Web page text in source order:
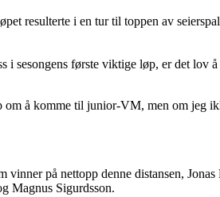
resulterte i en tur til toppen av
i sesongens første viktige løp, er det lov
om å komme til junior-VM, men om jeg
vinner på nettopp denne distansen,
Magnus Sigurdsson.